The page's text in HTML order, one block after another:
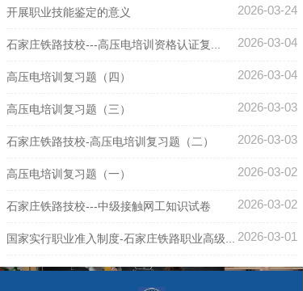
开展职业技能鉴定的意义 2026-03-24
石家庄铁路技校---高压电培训资格认证复... 2026-03-04
高压电培训复习题（四） 2026-03-04
高压电培训复习题（三） 2026-03-03
石家庄铁路技校-高压电培训复习题（二） 2026-03-03
高压电培训复习题（一） 2026-03-02
石家庄铁路技校---中级接触网工知识试卷 2026-03-02
国家实行职业准入制度-石家庄铁路职业高级... 2026-03-01